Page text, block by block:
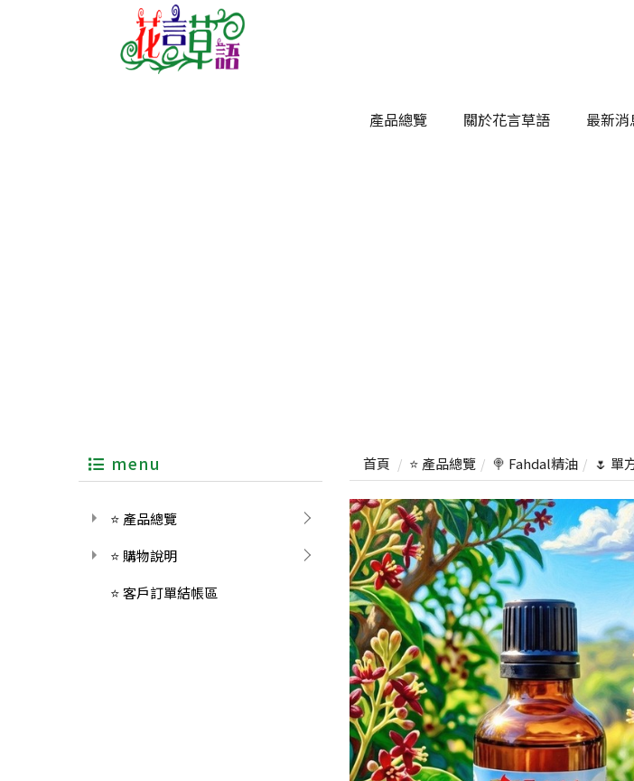
產品總覽 關於花言草語 最新消
menu
⭐ 產品總覽
⭐ 購物說明
⭐ 客戶訂單結帳區
首頁 ⭐ 產品總覽 🍭 Fahdal精油 🌷 單